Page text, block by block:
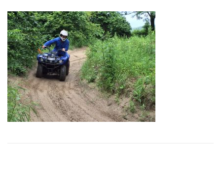
CONTACT SPONSORS BEDRIJVEN.
SPONSORS FABRIKANTEN. PERSBERICHT
PLATTEGROND EVENEMENTENTERREIN